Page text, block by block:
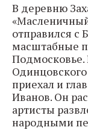
В деревню
отправился с
масштабные
Подмосковье.
приехал и
Иванов. Он
артисты
народными